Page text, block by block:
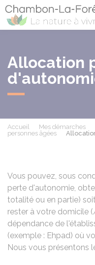
Allocation
Accueil Mes démarches
personnes âgées
Vous pouvez, sous
perte d'autonomie,
totalité ou en partie)
rester à votre domicile (
dépendance de
(exemple : Ehpad) où
Nous vous présentons